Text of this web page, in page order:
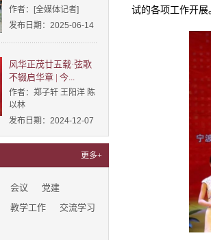
作者：[全媒体记者]
发布日期：2025-06-14
风华正茂廿五载·弦歌
不辍启华章 | 今...
作者：郑子轩 王阳洋 陈
以林
发布日期：2024-12-07
更多+
会议
党建
教学工作
交流学习
试的各项工作开展